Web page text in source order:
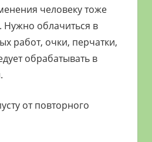
человеку тоже
Нужно облачиться в
работ, очки, перчатки,
обрабатывать в
от повторного